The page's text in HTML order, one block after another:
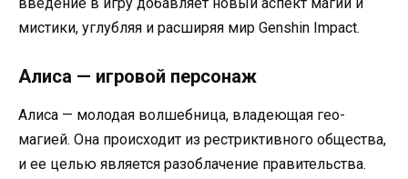
мистики, углубляя и расширяя мир Genshin Impact.
Алиса — игровой персонаж
Алиса — молодая волшебница, владеющая гео-
магией. Она происходит из рестриктивного общества,
и ее целью является разоблачение правительства.